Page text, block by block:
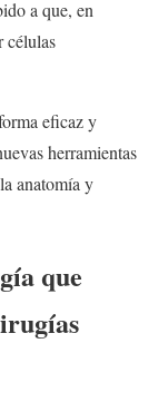
a que, en
células
eficaz y
herramientas
anatomía y
que